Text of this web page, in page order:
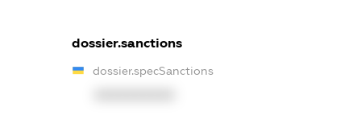
dossier.sanctions
dossier.specSanctions